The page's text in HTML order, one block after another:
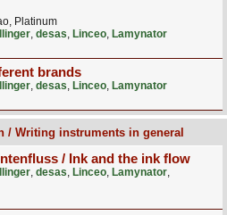
Platinum
, desas, Linceo, Lamynator
brands
, desas, Linceo, Lamynator
/ Writing instruments in general
/ Ink and the ink flow
, desas, Linceo, Lamynator,